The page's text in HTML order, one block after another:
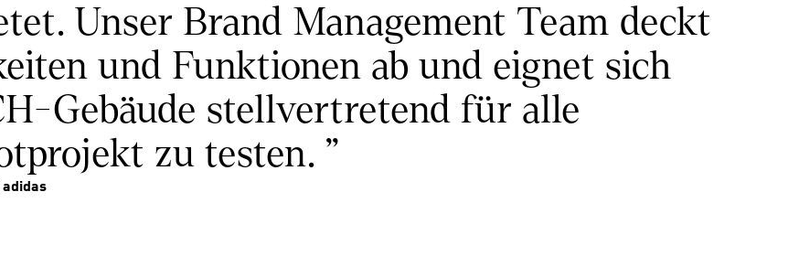
Unser Brand Management Team deckt
und Funktionen ab und eignet sich
Gebäude stellvertretend für alle
zu testen. "